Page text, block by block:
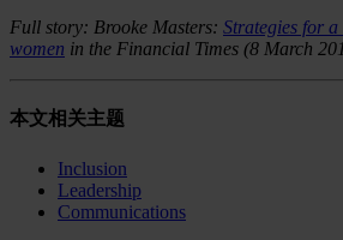
Full story: Brooke Masters: Strategies for
women in the Financial Times (8 March
本文相关主题
Inclusion
Leadership
Communications